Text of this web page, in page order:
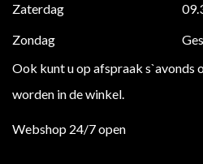
Zaterdag
Zondag
Ook kunt u op afspraak s`avonds
worden in de winkel.
Webshop 24/7 open